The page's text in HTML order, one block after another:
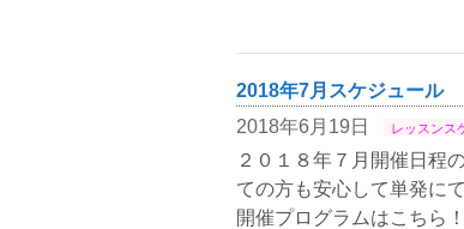
2018年7月スケジュール
2018年6月19日
レッスンス
２０１８年７月開催日程
ての方も安心して単発に
開催プログラムはこちら